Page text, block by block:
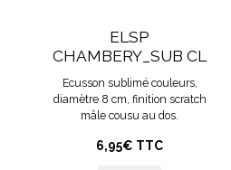
ELSP
CHAMBERY_SUB CL
Ecusson sublimé couleurs,
diamètre 8 cm, finition scratch
mâle cousu au dos.
6,95€ TTC